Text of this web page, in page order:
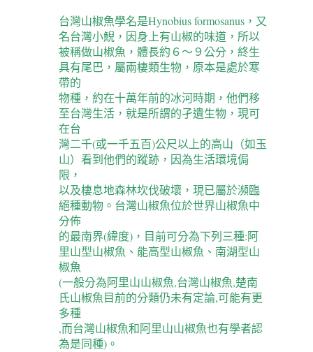
台灣山椒魚學名是Hynobius formosanus，又
名台灣小鯢，因身上有山椒的味道，所以
被稱做山椒魚，體長約６～９公分，終生
具有尾巴，屬兩棲類生物，原本是處於寒
帶的
物種，約在十萬年前的冰河時期，他們移
至台灣生活，就是所謂的孑遺生物，現可
在台
灣二千(或一千五百)公尺以上的高山（如玉
山）看到他們的蹤跡，因為生活環境侷
限，
以及棲息地森林坎伐破壞，現已屬於瀕臨
絕種動物。台灣山椒魚位於世界山椒魚中
分佈
的最南界(緯度)，目前可分為下列三種:阿
里山型山椒魚、能高型山椒魚、南湖型山
椒魚
(一般分為阿里山山椒魚,台灣山椒魚,楚南
氏山椒魚目前的分類仍未有定論,可能有更
多種
,而台灣山椒魚和阿里山山椒魚也有學者認
為是同種)。